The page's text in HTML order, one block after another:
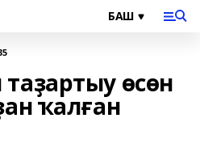
өсөн
ҡалған